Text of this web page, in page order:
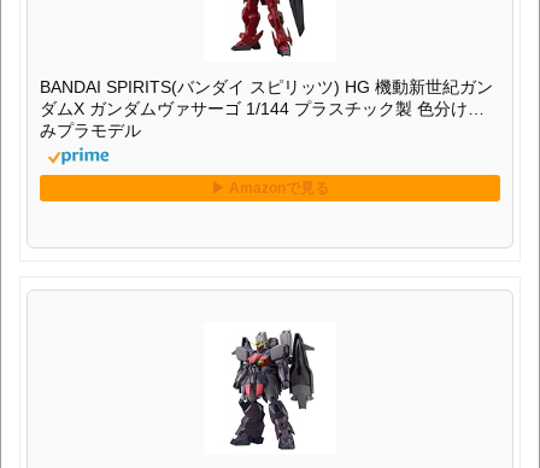
BANDAI SPIRITS(バンダイ スピリッツ) HG 機動新世紀ガン
ダムX ガンダムヴァサーゴ 1/144 プラスチック製 色分け済
みプラモデル